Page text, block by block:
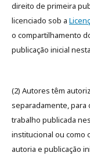
direito de primeira
licenciado sob a
o compartilhamento
publicação inicial
(2) Autores têm
separadamente, para
trabalho publicada
institucional ou como
autoria e publicação